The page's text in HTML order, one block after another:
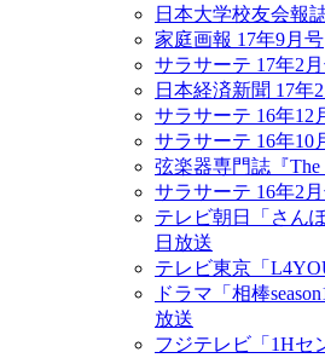
日本大学校友会報
家庭画報 17年9月号
サラサーテ 17年2
日本経済新聞 17年
サラサーテ 16年12
サラサーテ 16年10
弦楽器専門誌『The
サラサーテ 16年2
テレビ朝日「さん
日放送
テレビ東京「
ドラマ「相棒
放送
フジテレビ「1Hセ